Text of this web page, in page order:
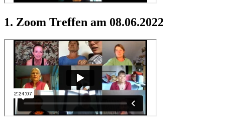
1. Zoom Treffen am 08.06.2022